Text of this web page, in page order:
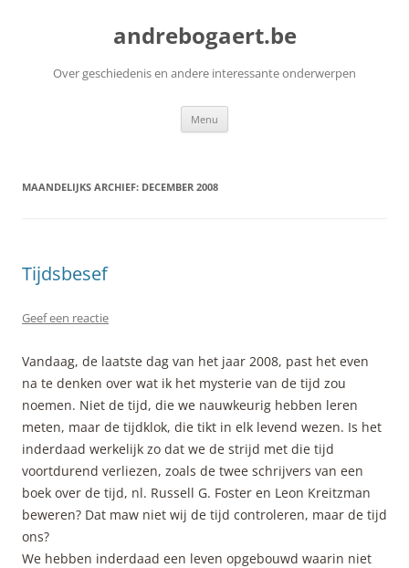
andrebogaert.be
Over geschiedenis en andere interessante onderwerpen
Menu
MAANDELIJKS ARCHIEF: DECEMBER 2008
Tijdsbesef
Geef een reactie
Vandaag, de laatste dag van het jaar 2008, past het even
na te denken over wat ik het mysterie van de tijd zou
noemen. Niet de tijd, die we nauwkeurig hebben leren
meten, maar de tijdklok, die tikt in elk levend wezen. Is het
inderdaad werkelijk zo dat we de strijd met die tijd
voortdurend verliezen, zoals de twee schrijvers van een
boek over de tijd, nl. Russell G. Foster en Leon Kreitzman
beweren? Dat maw niet wij de tijd controleren, maar de tijd
ons?
We hebben inderdaad een leven opgebouwd waarin niet